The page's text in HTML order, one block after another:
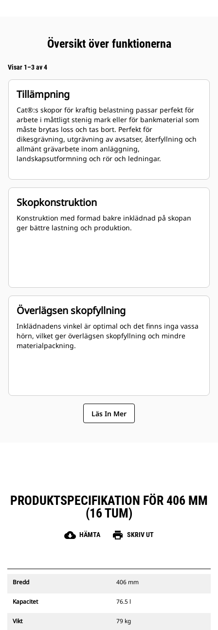
Översikt över funktionerna
Visar 1–3 av 4
Tillämpning
Cat®:s skopor för kraftig belastning passar perfekt för
arbete i måttligt stenig mark eller för bankmaterial som
måste brytas loss och tas bort. Perfekt för
dikesgrävning, utgrävning av avsatser, återfyllning och
allmänt grävarbete inom anläggning,
landskapsutformning och rör och ledningar.
Skopkonstruktion
Konstruktion med formad bakre inklädnad på skopan
ger bättre lastning och produktion.
Överlägsen skopfyllning
Inklädnadens vinkel är optimal och det finns inga vassa
hörn, vilket ger överlägsen skopfyllning och mindre
materialpackning.
Läs In Mer
PRODUKTSPECIFIKATION FÖR 406 MM
(16 TUM)
cloud_download HÄMTA print SKRIV UT
Bredd 406 mm
Kapacitet 76.5 l
Vikt 79 kg